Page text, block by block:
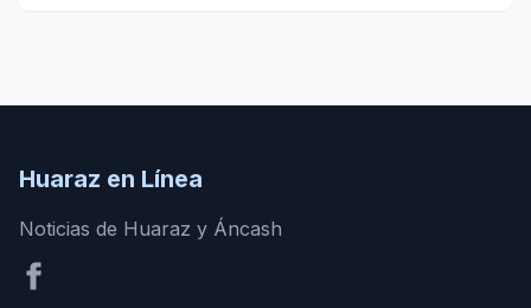
Huaraz en Línea
Noticias de Huaraz y Áncash